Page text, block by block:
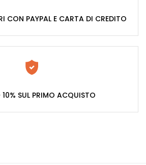
CON PAYPAL E CARTA DI CREDITO
SUL PRIMO ACQUISTO